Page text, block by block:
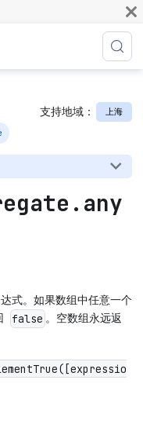
支持地域： 上海
式。如果数组中任意一个
false 。空数组永远返